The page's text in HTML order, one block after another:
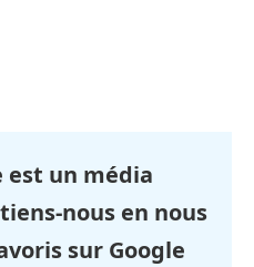
est un média
nous en nous
sur Google